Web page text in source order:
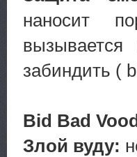
наносит
забиндить (
Bid Bad
Злой вуду: